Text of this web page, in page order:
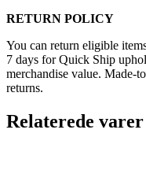
RETURN POLICY
You can return eligible
7 days for Quick Ship
merchandise value. Made-
returns.
Relaterede varer